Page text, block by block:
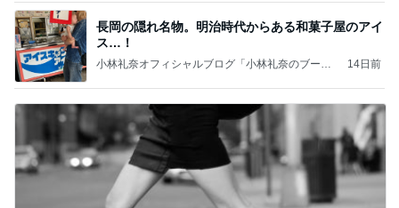
長岡の隠れ名物。明治時代からある和菓子屋のアイ
ス…！
小林礼奈オフィシャルブログ「小林礼奈のブーブ
14日前